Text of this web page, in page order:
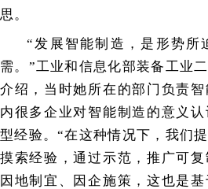
思。
“发展智能制造，是形势所
需。”工业和信息化部装备工业
介绍，当时她所在的部门负责
内很多企业对智能制造的意义
型经验。“在这种情况下，我们
摸索经验，通过示范，推广可
因地制宜、因企施策，这也是基